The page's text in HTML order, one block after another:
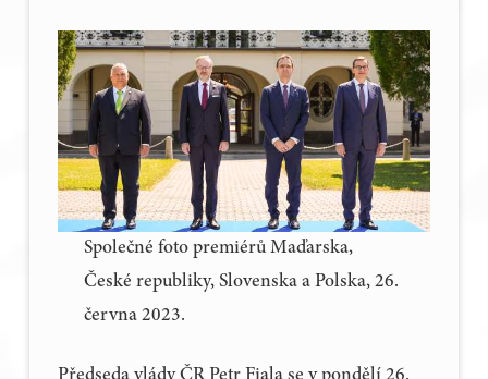
Společné foto premiérů Maďarska,
České republiky, Slovenska a Polska, 26.
června 2023.